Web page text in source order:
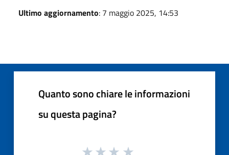
Ultimo aggiornamento: 7 maggio 2025, 14:53
Quanto sono chiare le informazioni
su questa pagina?